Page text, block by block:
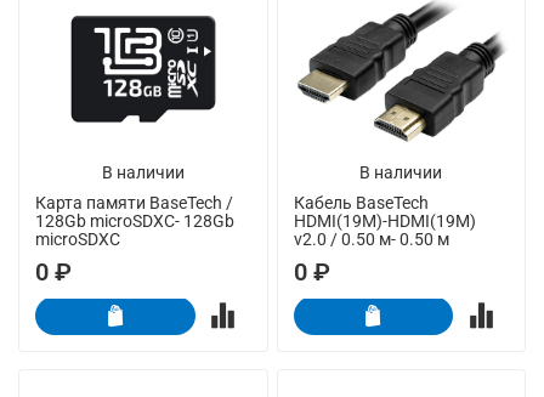
В наличии
Карта памяти BaseTech /
128Gb microSDXC- 128Gb
microSDXC
0 ₽
В наличии
Кабель BaseTech
HDMI(19M)-HDMI(19M)
v2.0 / 0.50 м- 0.50 м
0 ₽